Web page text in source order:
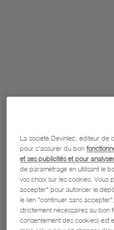
La société Devinlec, éditeur de
pour s'assurer du bon
et ses publicités et pour
de paramétrage en utilisant le
vos choix sur les cookies. Vous
accepter" pour autoriser le
le lien "continuer sans
strictement nécessaires au bon
consentement des cookies) est